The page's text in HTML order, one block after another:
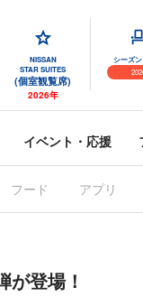
NISSAN
STAR SUITES
(個室観覧席)
2026年
シーズ
イベント・応援
フード アプリ
が登場！